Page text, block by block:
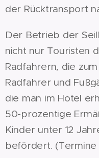
der Rücktransport
Der Betrieb der
nicht nur Touristen
Radfahrern, die
Radfahrer und
die man im Hotel
50-prozentige
Kinder unter 12
befördert.